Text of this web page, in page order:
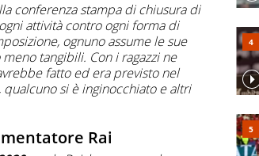
conferenza stampa di chiusura di
attività contro ogni forma di
ognuno assume le sue
tangibili. Con i ragazzi ne
fatto ed era previsto nel
si è inginocchiato e altri
Rai